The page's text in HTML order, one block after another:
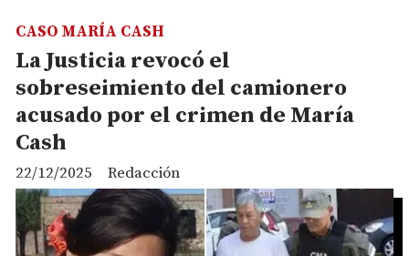
La Justicia revocó el
sobreseimiento del camionero
acusado por el crimen de María
Cash
Redacción
CASO MARÍA CASH
22/12/2025